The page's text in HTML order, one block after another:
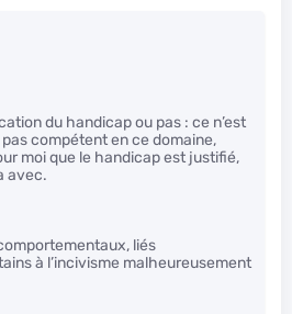
du handicap ou pas : ce n’est
compétent en ce domaine,
moi que le handicap est justifié,
avec.
liés
à l’incivisme malheureusement